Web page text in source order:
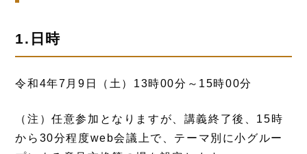
1.日時
令和4年7月9日（土）13時00分～15時00分
（注）任意参加となりますが、講義終了後、15時
から30分程度web会議上で、テーマ別に小グルー